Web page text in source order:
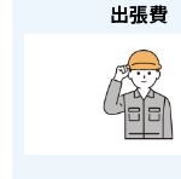
出張費